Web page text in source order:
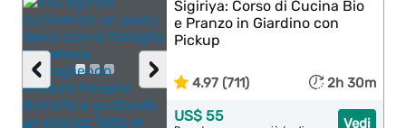
›
‹
Sigiriya: Corso di Cucina Bio
e Pranzo in Giardino con
Pickup
4.97 (711) 2h 30m
Vedi
US$ 55